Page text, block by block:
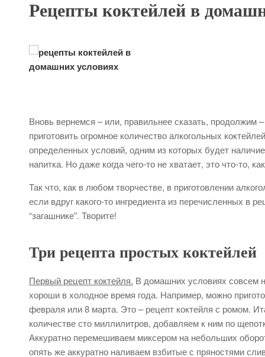
Рецепты коктейлей в
Вновь вернемся – или, правильнее сказать,
приготовить огромное количество алкогольных
определенных условий, одним из которых будет
напитка. Но даже когда чего-то не хватает, это что-то,
Так что, как в любом творчестве, в приготовлении
если вдруг какого-то ингредиента из перечисленных в
“загашнике”. Творите!
Три рецепта простых коктейлей
Первый рецепт коктейля. В домашних условиях совсем
хороши в холодное время года. Например, можно
февраля или 8 марта. Это – рецепт коктейля с ромом.
количестве сто миллилитров, добавляем к ним по
Аккуратно перемешиваем миксером на небольших
опять же аккуратно наливаем взбитые с пряностями